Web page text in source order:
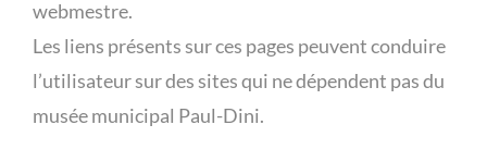
webmestre.
Les liens présents sur ces pages peuvent conduire
l’utilisateur sur des sites qui ne dépendent pas du
musée municipal Paul-Dini.